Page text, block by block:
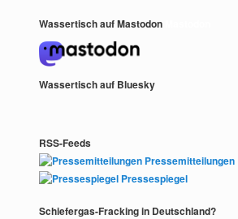
Wassertisch auf Mastodon
Wassertisch auf Bluesky
RSS-Feeds
Pressemitteilungen
Pressespiegel
Schiefergas-Fracking in Deutschland?